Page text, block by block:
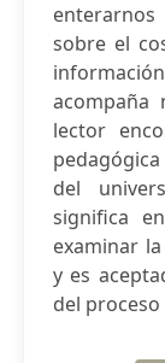
sobre el
acompaña
lector
del
significa
examinar
y es
del